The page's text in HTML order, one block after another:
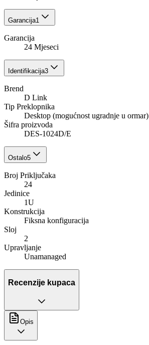
Garancija1
Garancija
24 Mjeseci
Identifikacija3
Brend
D Link
Tip Preklopnika
Desktop (mogućnost ugradnje u ormar)
Šifra proizvoda
DES-1024D/E
Ostalo5
Broj Priključaka
24
Jedinice
1U
Konstrukcija
Fiksna konfiguracija
Sloj
2
Upravljanje
Unamanaged
Recenzije kupaca
Opis